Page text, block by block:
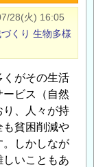
28(火) 16:05
くり 生物多様
がその生活
ービス（自然
り、人々が持
も貧困削減や
。しかしなが
いこともあ